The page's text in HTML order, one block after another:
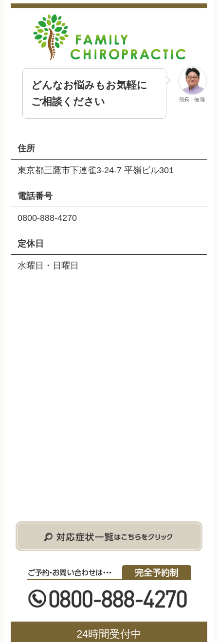
院長：佃 隆
どんなお悩みもお気軽に
ご相談ください
住所
東京都三鷹市下連雀3-24-7 平嶺ビル301
電話番号
0800-888-4270
定休日
水曜日・日曜日
24時間受付中